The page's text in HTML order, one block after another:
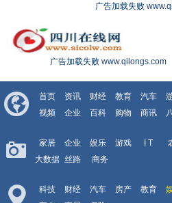
广告加载失败
广告加载失败 www.qilongs.com
首页 资讯 财经 教育 汽车
视频
企业 百科 购物 商讯
家居 企业 娱乐 游戏 I T
大数据 丝路 商务
科技 财经 汽车 房产 教育